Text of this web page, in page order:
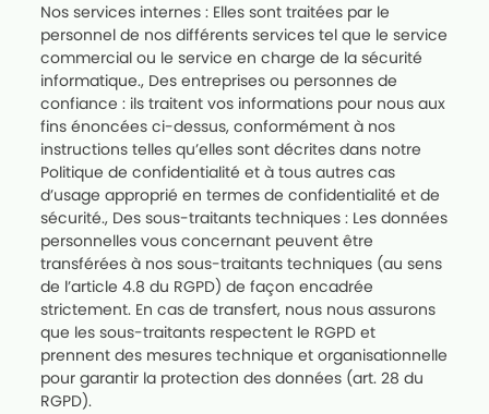
Nos services internes : Elles sont traitées par le
personnel de nos différents services tel que le service
commercial ou le service en charge de la sécurité
informatique., Des entreprises ou personnes de
confiance : ils traitent vos informations pour nous aux
fins énoncées ci-dessus, conformément à nos
instructions telles qu’elles sont décrites dans notre
Politique de confidentialité et à tous autres cas
d’usage approprié en termes de confidentialité et de
sécurité., Des sous-traitants techniques : Les données
personnelles vous concernant peuvent être
transférées à nos sous-traitants techniques (au sens
de l’article 4.8 du RGPD) de façon encadrée
strictement. En cas de transfert, nous nous assurons
que les sous-traitants respectent le RGPD et
prennent des mesures technique et organisationnelle
pour garantir la protection des données (art. 28 du
RGPD).